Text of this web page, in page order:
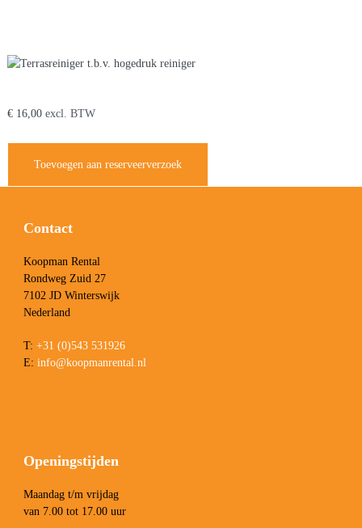
€16,00excl. BTW
Toevoegen aan reserveerverzoek
Contact
Koopman Rental
Rondweg Zuid 27
7102 JD Winterswijk
Nederland
T: +31 (0)543 531926
E: info@koopmanrental.nl
Openingstijden
Maandag t/m vrijdag
van 7.00 tot 17.00 uur